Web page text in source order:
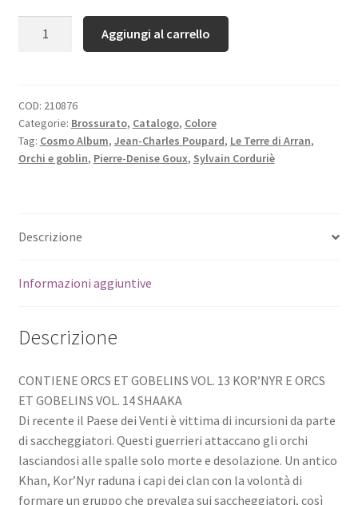
Aggiungi al carrello
COD: 210876
Categorie: Brossurato, Catalogo, Colore
Tag: Cosmo Album, Jean-Charles Poupard, Le Terre di Arran,
Orchi e goblin, Pierre-Denise Goux, Sylvain Corduriè
Descrizione
Informazioni aggiuntive
Descrizione
CONTIENE ORCS ET GOBELINS VOL. 13 KOR’NYR E ORCS
ET GOBELINS VOL. 14 SHAAKA
Di recente il Paese dei Venti è vittima di incursioni da parte
di saccheggiatori. Questi guerrieri attaccano gli orchi
lasciandosi alle spalle solo morte e desolazione. Un antico
Khan, Kor’Nyr raduna i capi dei clan con la volontà di
formare un gruppo che prevalga sui saccheggiatori, così